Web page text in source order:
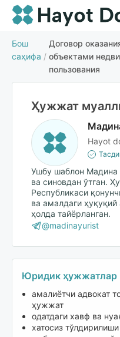
Бош
саҳифа /
Договор
объектами
пользования
Ҳужжат
Hayot
Ушбу шаблон Мадина
ва синовдан ўтган.
Республикаси
ва амалдаги ҳуқуқий
ҳолда тайёрланган.
@madinayurist
Юридик ҳужжатлар
амалиётчи адвокат
ҳужжат
одатдаги хавф ва
хатосиз